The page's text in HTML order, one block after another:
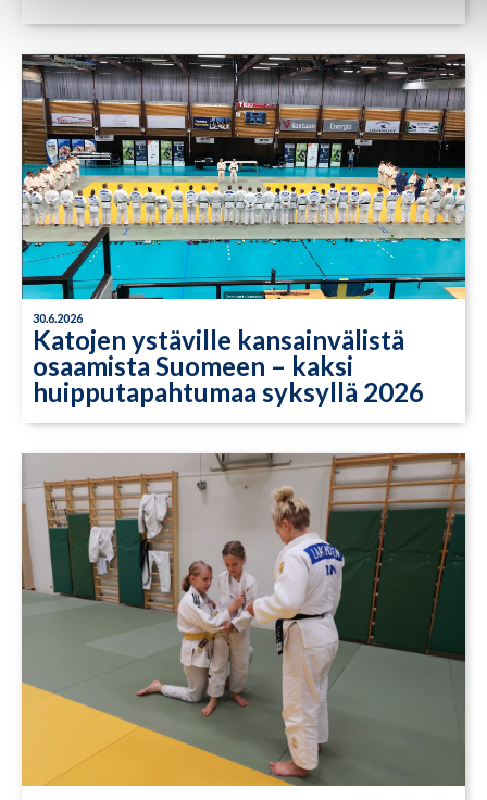
30.6.2026
Katojen ystäville kansainvälistä
osaamista Suomeen – kaksi
huipputapahtumaa syksyllä 2026